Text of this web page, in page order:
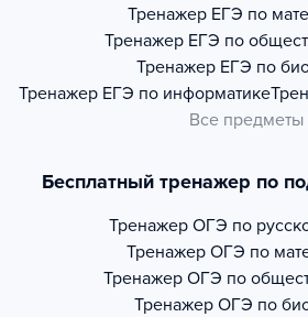
Тренажер ЕГЭ по
Тренажер ЕГЭ по
Тренажер ЕГЭ по
Тренажер ЕГЭ по информатике
Все предметы
Бесплатный тренажер по
Тренажер ОГЭ по
Тренажер ОГЭ по
Тренажер ОГЭ по
Тренажер ОГЭ по